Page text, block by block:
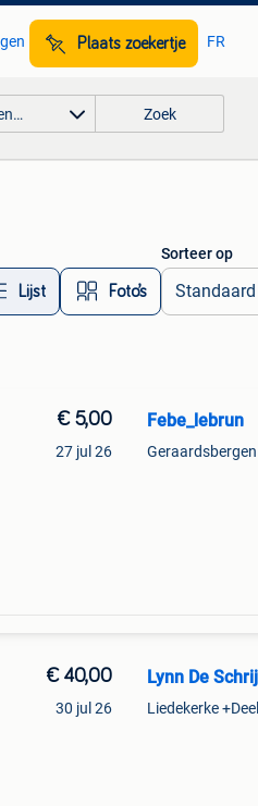
Plaats zoekertje FR
Zoek
Lijst Foto’s
Sorteer op
€ 5,00
27 jul 26
Febe_lebrun
Geraardsbergen
€ 40,00
30 jul 26
Lynn De